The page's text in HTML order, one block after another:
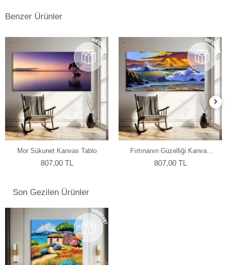
Benzer Ürünler
Mor Sükunet Kanvas Tablo
807,00 TL
Fırtınanın Güzelliği Kanvas
Tablo
807,00 TL
Son Gezilen Ürünler